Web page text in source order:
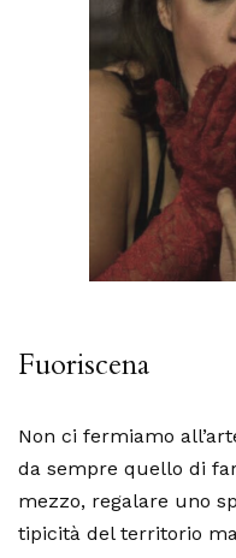
Fuoriscena
Non ci fermiamo
da sempre quello di
mezzo, regalare uno
tipicità del territorio